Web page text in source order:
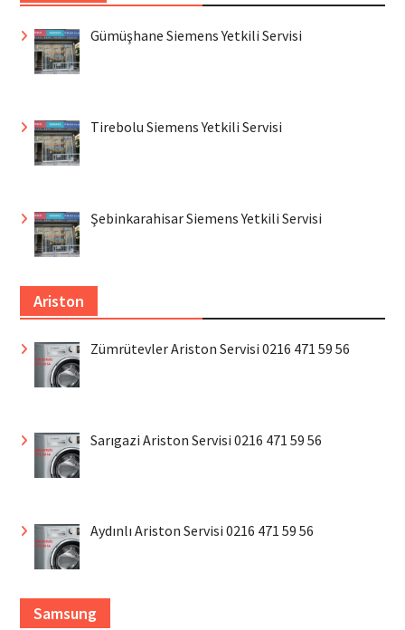
Gümüşhane Siemens Yetkili Servisi
Tirebolu Siemens Yetkili Servisi
Şebinkarahisar Siemens Yetkili Servisi
Ariston
Zümrütevler Ariston Servisi 0216 471 59 56
Sarıgazi Ariston Servisi 0216 471 59 56
Aydınlı Ariston Servisi 0216 471 59 56
Samsung